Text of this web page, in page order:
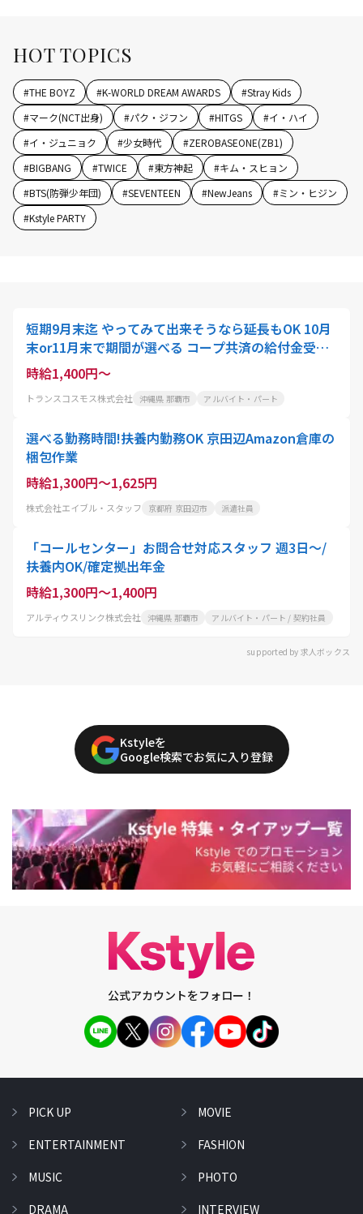
HOT TOPICS
#THE BOYZ #K-WORLD DREAM AWARDS #Stray Kids
#マーク(NCT出身) #パク・ジフン #HITGS #イ・ハイ
#イ・ジュニョク #少女時代 #ZEROBASEONE(ZB1)
#BIGBANG #TWICE #東方神起 #キム・スヒョン
#BTS(防弾少年団) #SEVENTEEN #NewJeans #ミン・ヒジン
#Kstyle PARTY
短期9月末迄 やってみて出来そうなら延長もOK 10月
末or11月末で期間が選べる コープ共済の給付金受付
窓口「CKIIN KYO係」
時給1,400円～
トランスコスモス株式会社 沖縄県 那覇市 アルバイト・パート
選べる勤務時間!扶養内勤務OK 京田辺Amazon倉庫の
梱包作業
時給1,300円～1,625円
株式会社エイブル・スタッフ 京都府 京田辺市 派遣社員
「コールセンター」お問合せ対応スタッフ 週3日～/
扶養内OK/確定拠出年金
時給1,300円～1,400円
アルティウスリンク株式会社 沖縄県 那覇市 アルバイト・パート / 契約社員
supported by 求人ボックス
Kstyleを
Google検索でお気に入り登録
公式アカウントをフォロー！
PICK UP
ENTERTAINMENT
MUSIC
DRAMA
MOVIE
FASHION
PHOTO
INTERVIEW